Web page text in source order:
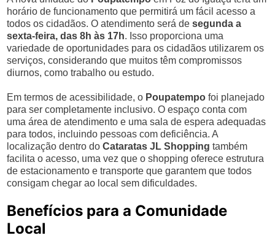
horário de funcionamento que permitirá um fácil acesso a
todos os cidadãos. O atendimento será desegunda a
sexta-feira, das 8h às 17h. Isso proporciona uma
variedade de oportunidades para os cidadãos utilizarem os
serviços, considerando que muitos têm compromissos
diurnos, como trabalho ou estudo.
Em termos de acessibilidade, o Poupatempo foi planejado
para ser completamente inclusivo. O espaço conta com
uma área de atendimento e uma sala de espera adequadas
para todos, incluindo pessoas com deficiência. A
localização dentro doCataratas JL Shopping também
facilita o acesso, uma vez que o shopping oferece estrutura
de estacionamento e transporte que garantem que todos
consigam chegar ao local sem dificuldades.
Benefícios para a Comunidade
Local